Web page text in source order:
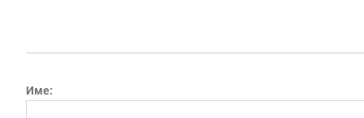
Име: